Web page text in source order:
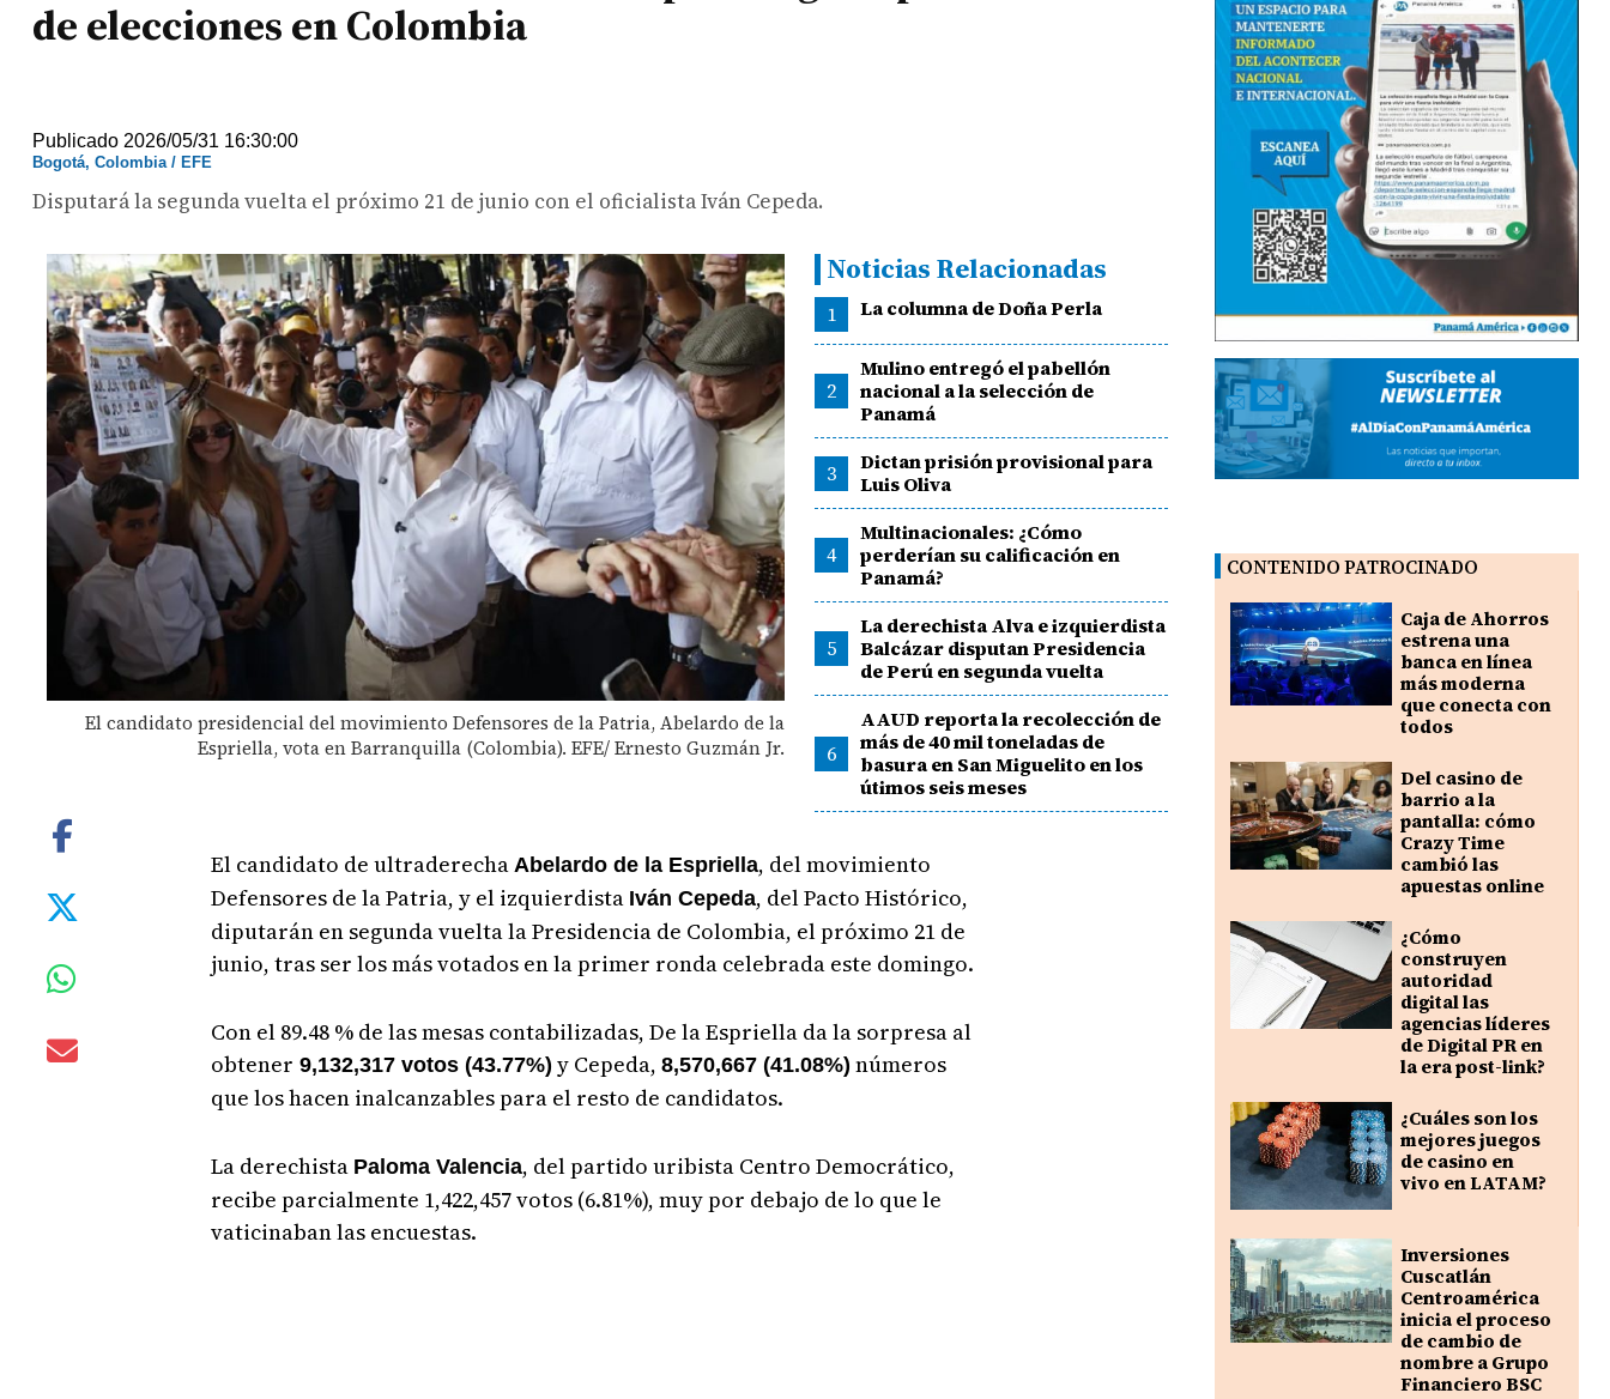
de elecciones en Colombia
Publicado 2026/05/31 16:30:00
Bogotá, Colombia / EFE
Disputará la segunda vuelta el próximo 21 de junio con el oficialista Iván Cepeda.
El candidato presidencial del movimiento Defensores de la Patria, Abelardo de la
Espriella, vota en Barranquilla (Colombia). EFE/ Ernesto Guzmán Jr.
Noticias Relacionadas
1 La columna de Doña Perla
2
Mulino entregó el pabellón
nacional a la selección de
Panamá
3
Dictan prisión provisional para
Luis Oliva
4
Multinacionales: ¿Cómo
perderían su calificación en
Panamá?
5
La derechista Alva e izquierdista
Balcázar disputan Presidencia
de Perú en segunda vuelta
6
AAUD reporta la recolección de
más de 40 mil toneladas de
basura en San Miguelito en los
útimos seis meses
El candidato de ultraderecha Abelardo de la Espriella, del movimiento
Defensores de la Patria, y el izquierdista Iván Cepeda, del Pacto Histórico,
diputarán en segunda vuelta la Presidencia de Colombia, el próximo 21 de
junio, tras ser los más votados en la primer ronda celebrada este domingo.
Con el 89.48 % de las mesas contabilizadas, De la Espriella da la sorpresa al
obtener 9,132,317 votos (43.77%) y Cepeda, 8,570,667 (41.08%) números
que los hacen inalcanzables para el resto de candidatos.
La derechista Paloma Valencia, del partido uribista Centro Democrático,
recibe parcialmente 1,422,457 votos (6.81%), muy por debajo de lo que le
vaticinaban las encuestas.
CONTENIDO PATROCINADO
Caja de Ahorros
estrena una
banca en línea
más moderna
que conecta con
todos
Del casino de
barrio a la
pantalla: cómo
Crazy Time
cambió las
apuestas online
¿Cómo
construyen
autoridad
digital las
agencias líderes
de Digital PR en
la era post-link?
¿Cuáles son los
mejores juegos
de casino en
vivo en LATAM?
Inversiones
Cuscatlán
Centroamérica
inicia el proceso
de cambio de
nombre a Grupo
Financiero BSC